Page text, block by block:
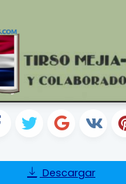
Descargar